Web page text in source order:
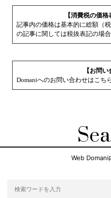
【消費税の価格
記事内の価格は基本的に総額（
の記事に関しては税抜表記の場合
【お問い
Domaniへのお問い合わせはこち
Web Domani